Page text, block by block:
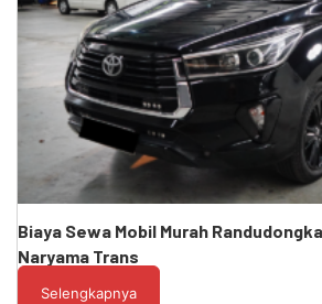
Biaya Sewa Mobil Murah
Naryama Trans
Selengkapnya